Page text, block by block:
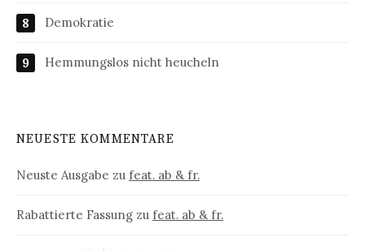
Demokratie
Hemmungslos nicht heucheln
NEUESTE KOMMENTARE
Neuste Ausgabe zu feat. ab & fr.
Rabattierte Fassung zu feat. ab & fr.